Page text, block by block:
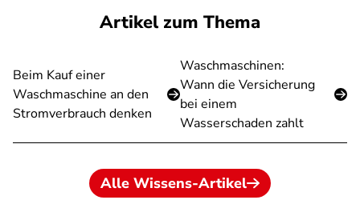
Artikel zum Thema
Beim Kauf einer
Waschmaschine an den
Stromverbrauch denken
Waschmaschinen:
Wann die Versicherung
bei einem
Wasserschaden zahlt
Alle Wissens-Artikel